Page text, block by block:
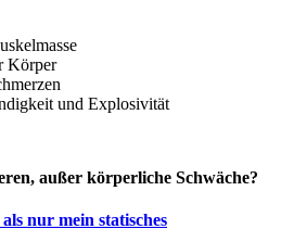
Körper
und Explosivität
außer körperliche Schwäche?
nur mein statisches